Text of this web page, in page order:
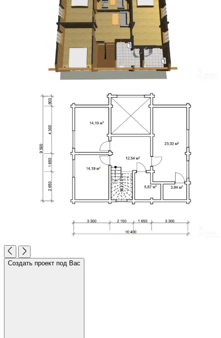
Создать проект под Вас